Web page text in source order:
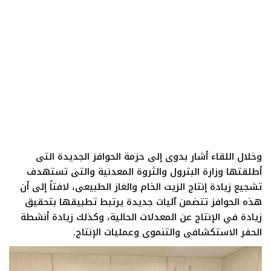
وخلال اللقاء أشار بدوى إلى حزمة الحوافز الجديدة التى
أطلقتها وزارة البترول والثروة المعدنية والتى تستهدف
تشجيع زيادة إنتاج الزيت الخام والغاز الطبيعى، لافتاً إلى أن
هذه الحوافز تتضمن آليات جديدة يرتبط تطبيقها بتحقيق
زيادة في الإنتاج عن المعدلات الحالية، وكذلك زيادة أنشطة
الحفر الاستكشافى والتنموى وعمليات الإنتاج.